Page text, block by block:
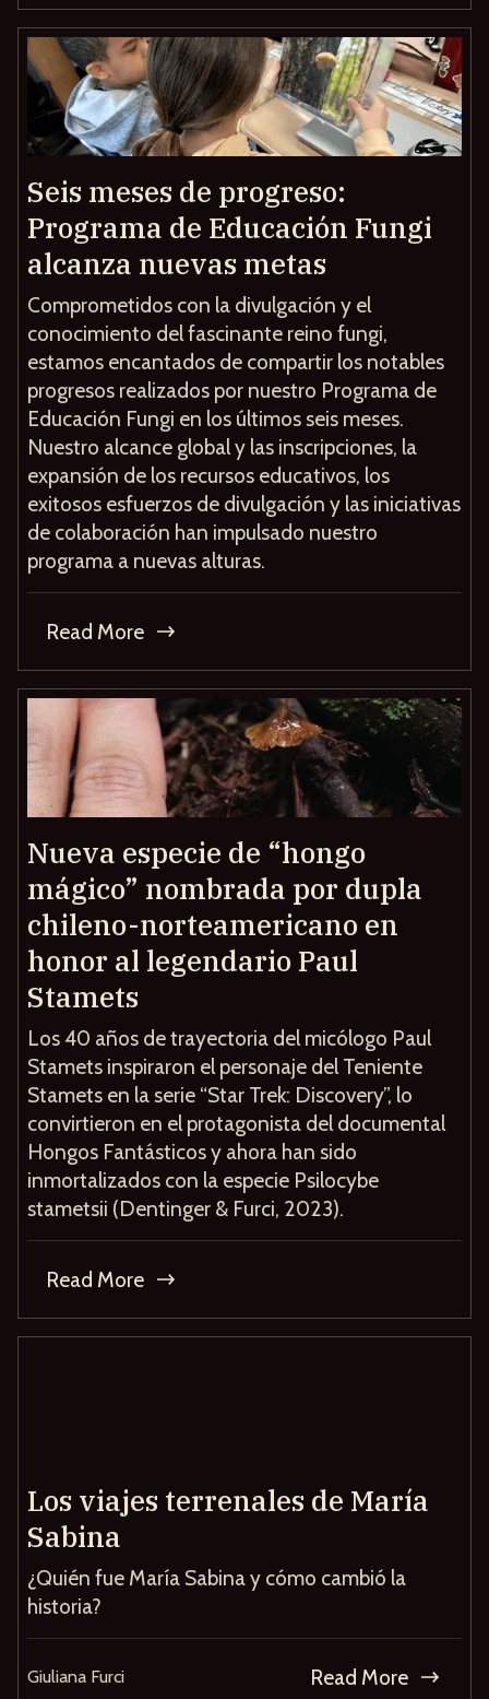
Seis meses de progreso:
Programa de Educación Fungi
alcanza nuevas metas
Comprometidos con la divulgación y el
conocimiento del fascinante reino fungi,
estamos encantados de compartir los notables
progresos realizados por nuestro Programa de
Educación Fungi en los últimos seis meses.
Nuestro alcance global y las inscripciones, la
expansión de los recursos educativos, los
exitosos esfuerzos de divulgación y las iniciativas
de colaboración han impulsado nuestro
programa a nuevas alturas.
Read More
Nueva especie de “hongo
mágico” nombrada por dupla
chileno-norteamericano en
honor al legendario Paul
Stamets
Los 40 años de trayectoria del micólogo Paul
Stamets inspiraron el personaje del Teniente
Stamets en la serie “Star Trek: Discovery”, lo
convirtieron en el protagonista del documental
Hongos Fantásticos y ahora han sido
inmortalizados con la especie Psilocybe
stametsii (Dentinger & Furci, 2023).
Read More
Los viajes terrenales de María
Sabina
¿Quién fue María Sabina y cómo cambió la
historia?
Giuliana Furci Read More